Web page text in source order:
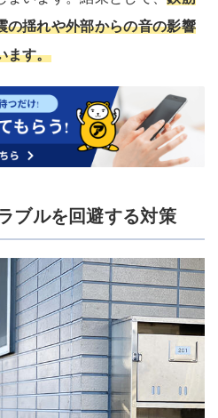
の揺れや外部からの音の影響
ます。
ブルを回避する対策